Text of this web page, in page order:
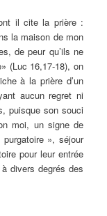
il cite la prière :
la maison de mon
de peur qu’ils ne
(Luc 16,17-18), on
à la prière d’un
aucun regret ni
puisque son souci
moi, un signe de
», séjour
pour leur entrée
divers degrés des